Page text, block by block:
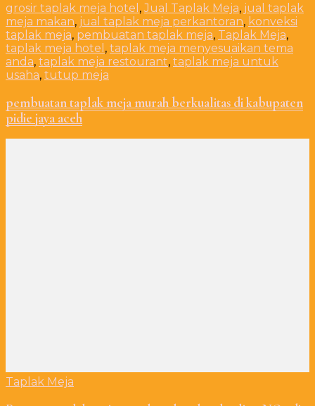
grosir taplak meja hotel ,Jual Taplak Meja, jual taplak
meja makan, jual taplak meja perkantoran, konveksi
taplak meja, pembuatan taplak meja, Taplak Meja,
taplak meja hotel , taplak meja menyesuaikan tema
anda, taplak meja restourant, taplak meja untuk
usaha, tutup meja
pembuatan taplak meja murah berkualitas di kabupaten
pidie jaya aceh
Taplak Meja